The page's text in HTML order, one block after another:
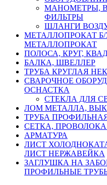
МАНОМЕТРЫ,
ФИЛЬТРЫ
ШЛАНГИ
МЕТАЛЛОПРОКАТ
МЕТАЛЛОПРОКАТ
ПОЛОСА, КРУГ,
БАЛКА, ШВЕЛЛЕР
ТРУБА КРУГЛАЯ
СВАРОЧНОЕ
ОСНАСТКА
СТЕКЛА ДЛЯ
ЛОМ МЕТАЛЛА,
ТРУБА
СЕТКА,
АРМАТУРА
ЛИСТ
ЛИСТ НЕРЖАВЕЙКА
ЗАГЛУШКА НА
ПРОФИЛЬНЫЕ